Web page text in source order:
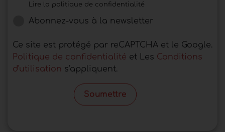
Lire la politique de confidentialité
Abonnez-vous à la newsletter
Ce site est protégé par reCAPTCHA et le Google.
Politique de confidentialité et Les Conditions
d'utilisation s'appliquent.
Soumettre